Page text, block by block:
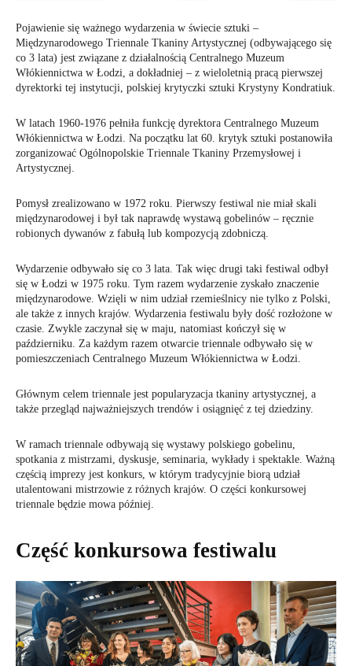
Pojawienie się ważnego wydarzenia w świecie sztuki –
Międzynarodowego Triennale Tkaniny Artystycznej (odbywającego się
co 3 lata) jest związane z działalnością Centralnego Muzeum
Włókiennictwa w Łodzi, a dokładniej – z wieloletnią pracą pierwszej
dyrektorki tej instytucji, polskiej krytyczki sztuki Krystyny ​​Kondratiuk.
W latach 1960-1976 pełniła funkcję dyrektora Centralnego Muzeum
Włókiennictwa w Łodzi. Na początku lat 60. krytyk sztuki postanowiła
zorganizować Ogólnopolskie Triennale Tkaniny Przemysłowej i
Artystycznej.
Pomysł zrealizowano w 1972 roku. Pierwszy festiwal nie miał skali
międzynarodowej i był tak naprawdę wystawą gobelinów – ręcznie
robionych dywanów z fabułą lub kompozycją zdobniczą.
Wydarzenie odbywało się co 3 lata. Tak więc drugi taki festiwal odbył
się w Łodzi w 1975 roku. Tym razem wydarzenie zyskało znaczenie
międzynarodowe. Wzięli w nim udział rzemieślnicy nie tylko z Polski,
ale także z innych krajów. Wydarzenia festiwalu były dość rozłożone w
czasie. Zwykle zaczynał się w maju, natomiast kończył się w
październiku. Za każdym razem otwarcie triennale odbywało się w
pomieszczeniach Centralnego Muzeum Włókiennictwa w Łodzi.
Głównym celem triennale jest popularyzacja tkaniny artystycznej, a
także przegląd najważniejszych trendów i osiągnięć z tej dziedziny.
W ramach triennale odbywają się wystawy polskiego gobelinu,
spotkania z mistrzami, dyskusje, seminaria, wykłady i spektakle. Ważną
częścią imprezy jest konkurs, w którym tradycyjnie biorą udział
utalentowani mistrzowie z różnych krajów. O części konkursowej
triennale będzie mowa później.
Część konkursowa festiwalu